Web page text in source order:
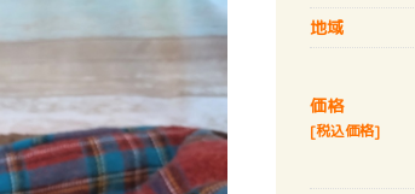
地域
価格
[税込価格]